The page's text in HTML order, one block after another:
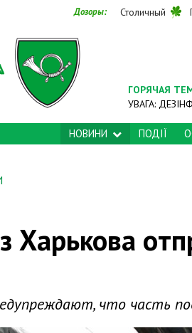
Дозоры: Столичный
ГОРЯЧАЯ
УВАГА:
НОВИНИ ПОДІЇ
Харькова
что часть